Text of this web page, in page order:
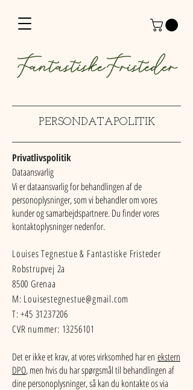
PERSONDATAPOLITIK
Privatlivspolitik
Dataansvarlig
Vi er dataansvarlig for behandlingen af de
personoplysninger, som vi behandler om vores
kunder og samarbejdspartnere. Du finder vores
kontaktoplysninger nedenfor.
Louises Tegnestue & Fantastiske Fristeder
Robstrupvej 2a
8500 Grenaa
M: Louisestegnestue@gmail.com
T:+45 31237206
CVR nummer: 13256101
Det er ikke et krav, at vores virksomhed har en ekstern
DPO, men hvis du har spørgsmål til behandlingen af
dine personoplysninger, så kan du kontakte os via